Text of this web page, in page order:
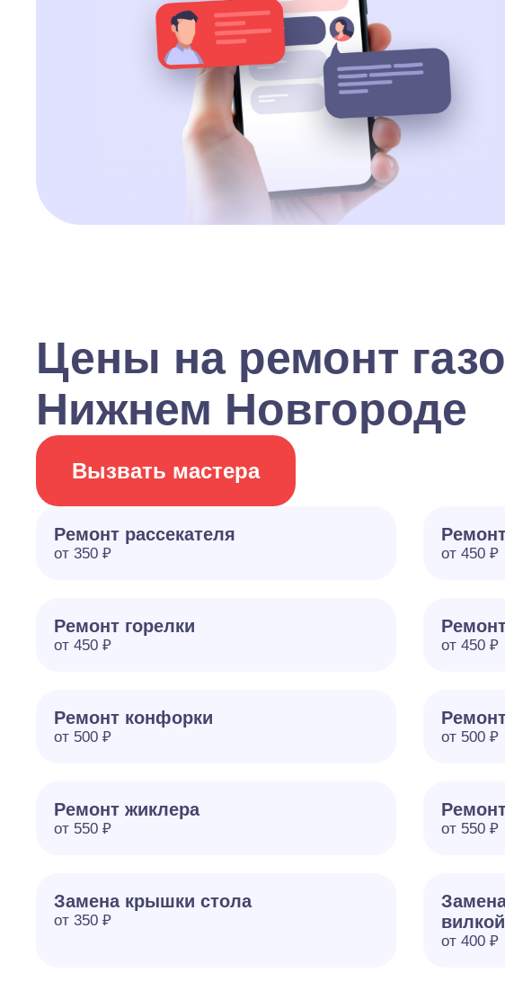
Цены на ремонт
Нижнем Новгороде
Вызвать мастера
Ремонт рассекателя
от 350 ₽ от 450 ₽
Ремонт горелки
от 450 ₽ от 450 ₽
Ремонт конфорки
от 500 ₽ от 500 ₽
Ремонт жиклера
от 550 ₽ от 550 ₽
Замена крышки стола
от 350 ₽
вилкой
от 400 ₽